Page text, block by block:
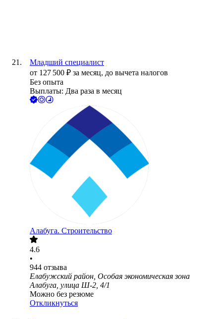
Младший специалист
от 127 500 ₽ за месяц, до вычета налогов
Без опыта
Выплаты: Два раза в месяц
Алабуга. Строительство
4.6
•
944 отзыва
Елабужский район, Особая экономическая зона
Алабуга, улица Ш-2, 4/1
Можно без резюме
Откликнуться